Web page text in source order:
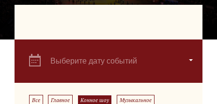
Выберите дату событий
Все Главное Конное шоу Музыкальное